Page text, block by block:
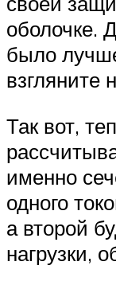
оболочке.
было
взгляните
Так вот,
именно
одного
а второй
нагрузки,